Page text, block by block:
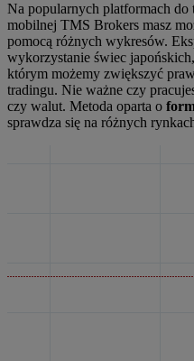
Na popularnych platformach
mobilnej TMS Brokers masz
pomocą różnych wykresów.
wykorzystanie świec
którym możemy zwiększyć
tradingu. Nie ważne czy
czy walut. Metoda oparta o
sprawdza się na różnych